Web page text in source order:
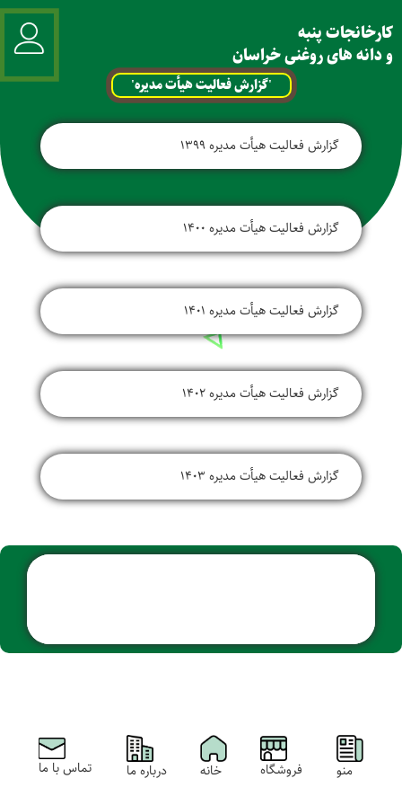
کارخانجات پنبه
و دانه های روغنی خراسان
'گزارش فعالیت هیأت مدیره'
گزارش فعالیت هیأت مدیره 1399
گزارش فعالیت هیأت مدیره 1400
گزارش فعالیت هیأت مدیره 1401
گزارش فعالیت هیأت مدیره 1402
گزارش فعالیت هیأت مدیره 1403
منو فروشگاه خانه درباره ما تماس با ما